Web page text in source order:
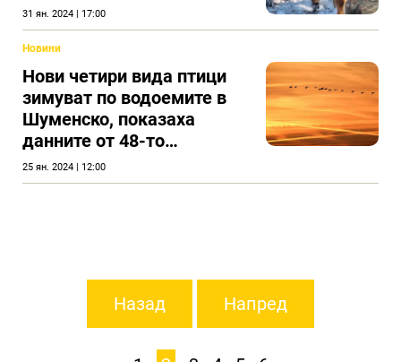
31 ян. 2024 | 17:00
Новини
Нови четири вида птици
зимуват по водоемите в
Шуменско, показаха
данните от 48-то
преброяване
25 ян. 2024 | 12:00
Назад Напред